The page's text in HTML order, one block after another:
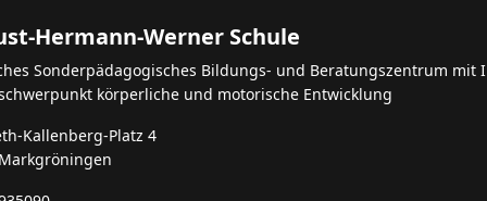
Hermann-Werner Schule
Sonderpädagogisches Bildungs- und Beratungszentrum mit
körperliche und motorische Entwicklung
Kallenberg-Platz 4